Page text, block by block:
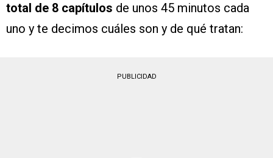
total de 8 capítulos de unos 45 minutos cada
uno y te decimos cuáles son y de qué tratan:
PUBLICIDAD